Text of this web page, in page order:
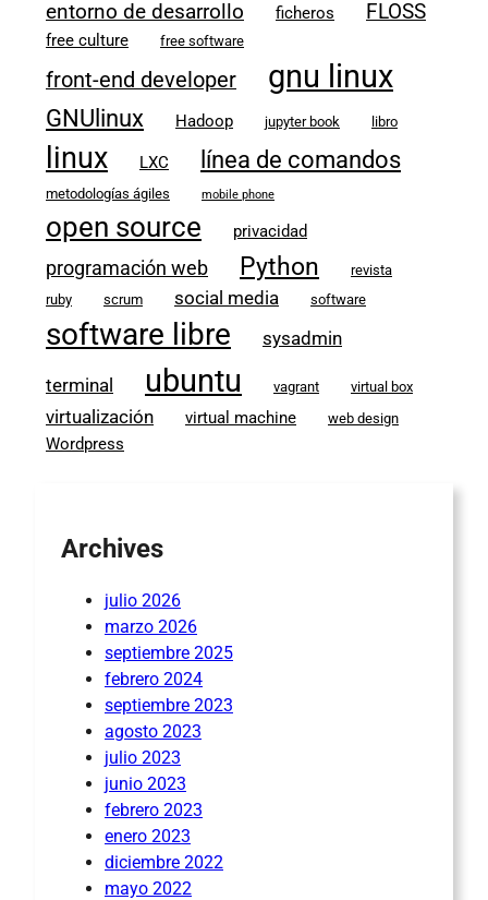
entorno de desarrollo ficheros FLOSS
free culture free software
front-end developer gnu linux
GNUlinux Hadoop jupyter book libro
linux LXC línea de comandos
metodologías ágiles mobile phone
open source privacidad
programación web Python
revista
ruby
scrum social media software
software libre sysadmin
terminal ubuntu vagrant virtual box
virtualización virtual machine web design
Wordpress
Archives
julio 2026
marzo 2026
septiembre 2025
febrero 2024
septiembre 2023
agosto 2023
julio 2023
junio 2023
febrero 2023
enero 2023
diciembre 2022
mayo 2022